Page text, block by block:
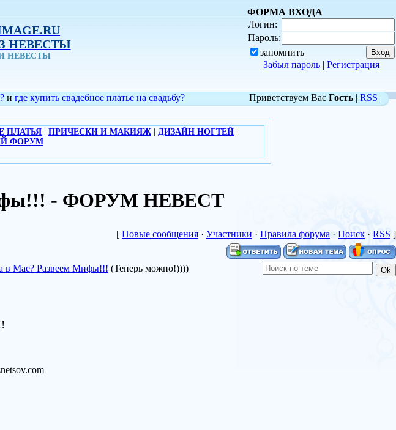
НЕВЕСТЫ
НЕВЕСТЫ
ФОРМА ВХОДА
Логин:
Пароль:
запомнить
Забыл пароль | Регистрация
и где купить свадебное платье на свадьбу? Приветствуем Вас Гость | RSS
ПЛАТЬЯ ПРИЧЕСКИ И МАКИЯЖ ДИЗАЙН НОГТЕЙ
ФОРУМ
- ФОРУМ НЕВЕСТ
[ Новые сообщения · Участники · Правила форума · Поиск · RSS ]
в Мае? Развеем Мифы!!! (Теперь можно!))))